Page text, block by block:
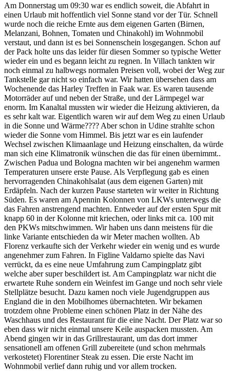
Am Donnerstag um 09:30 war es endlich soweit, die Abfahrt in
einen Urlaub mit hoffentlich viel Sonne stand vor der Tür. Schnell
wurde noch die reiche Ernte aus dem eigenen Garten (Birnen,
Melanzani, Bohnen, Tomaten und Chinakohl) im Wohnmobil
verstaut, und dann ist es bei Sonnenschein losgegangen. Schon auf
der Pack holte uns das leider für diesen Sommer so typische Wetter
wieder ein und es begann leicht zu regnen. In Villach tankten wir
noch einmal zu halbwegs normalen Preisen voll, wobei der Weg zur
Tankstelle gar nicht so einfach war. Wir hatten übersehen dass am
Wochenende das Harley Treffen in Faak war. Es waren tausende
Motorräder auf und neben der Straße, und der Lärmpegel war
enorm. Im Kanaltal mussten wir wieder die Heizung aktivieren, da
es sehr kalt war. Eigentlich waren wir auf dem Weg zu einen Urlaub
in die Sonne und Wärme???? Aber schon in Udine strahlte schon
wieder die Sonne vom Himmel. Bis jetzt war es ein laufender
Wechsel zwischen Klimaanlage und Heizung einschalten, da würde
man sich eine Klimatronik wünschen die das für einen übernimmt..
Zwischen Padua und Bologna machten wir bei angenehm warmen
Temperaturen unsere erste Pause. Als Verpflegung gab es einen
hervorragenden Chinakohlsalat (aus dem eigenen Garten) mit
Erdäpfeln. Nach der kurzen Pause starteten wir weiter in Richtung
Süden. Es waren am Apennin Kolonnen von LKWs unterwegs die
das Fahren anstrengend machten. Entweder auf der ersten Spur mit
knapp 60 in der Kolonne mit kriechen, oder links mit ca. 100 mit
den PKWs mitschwimmen. Wir haben uns dann meistens für die
linke Variante entschieden da wir Meter machen wollten. Ab
Florenz verkaufte sich der Verkehr wieder ein wenig und es wurde
angenehmer zum Fahren. In Figline Valdarno spielte das Navi
verrückt, da es eine neue Umfahrung zum Campingplatz gibt
welche aber super beschildert ist. Am Campingplatz war nicht die
erwartete Ruhe sondern ein Weinfest im Gange und noch sehr viele
Stellplätze besucht. Dazu kamen noch viele Jugendgruppen aus
England die in den Mobilhomes übernachteten. Wir bekamen
trotzdem ohne Probleme einen schönen Platz in der Nähe des
Waschhaus und des Restaurant für die eine Nacht. Der Platz war so
eben dass wir nicht einmal unsere Keile auspacken mussten. Am
Abend gingen wir in das Grillrestaurant, um das dort immer
sensationell am offenen Grill zubereitete (und schon mehrmals
verkostetet) Florentiner Steak zu essen. Die erste Nacht im
Wohnmobil verlief dann ruhig und vor allem trocken.